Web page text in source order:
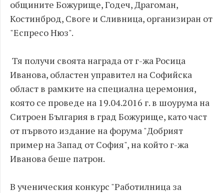
общините Божурище, Годеч, Драгоман,
Костинброд, Своге и Сливница, организиран от
"Еспресо Нюз".
Тя получи своята награда от г-жа Росица
Иванова, областен управител на Софийска
област в рамките на специална церемония,
която се проведе на 19.04.2016 г. в шоурума на
Ситроен България в град Божурище, като част
от първото издание на форума "Добрият
пример на Запад от София", на който г-жа
Иванова беше патрон.
В ученическия конкурс "Работилница за